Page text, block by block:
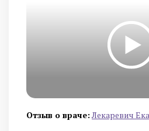
Отзыв о враче: Лекаревич